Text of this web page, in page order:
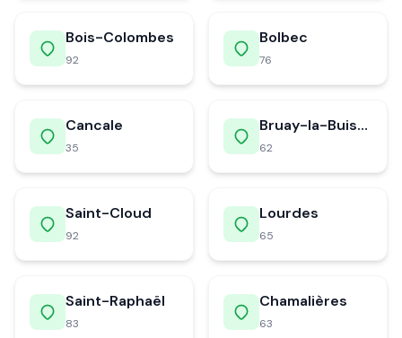
Bois-Colombes
92
Bolbec
76
Cancale
35
Bruay-la-Buissière
62
Saint-Cloud
92
Lourdes
65
Saint-Raphaël
83
Chamalières
63